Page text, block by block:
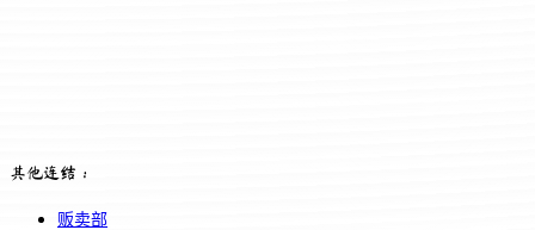
其他连结：
贩卖部